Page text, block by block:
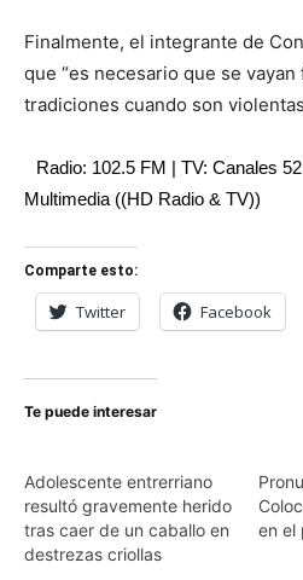
Finalmente, el integrante de
que “es necesario que se
tradiciones cuando son
Radio: 102.5 FM | TV: Canales
Multimedia ((HD Radio & TV))
Comparte esto:
Twitter Facebook
Te puede interesar
Adolescente entrerriano
resultó gravemente herido
tras caer de un caballo en
destrezas criollas
en el